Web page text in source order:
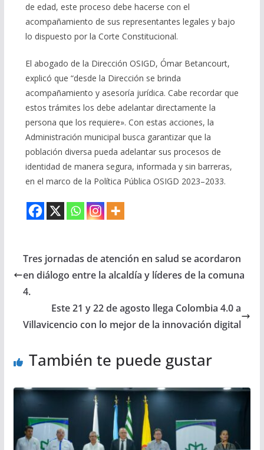
de edad, este proceso debe hacerse con el
acompañamiento de sus representantes legales y bajo
lo dispuesto por la Corte Constitucional.
El abogado de la Dirección OSIGD, Ómar Betancourt,
explicó que “desde la Dirección se brinda
acompañamiento y asesoría jurídica. Cabe recordar que
estos trámites los debe adelantar directamente la
persona que los requiere». Con estas acciones, la
Administración municipal busca garantizar que la
población diversa pueda adelantar sus procesos de
identidad de manera segura, informada y sin barreras,
en el marco de la Política Pública OSIGD 2023–2033.
Tres jornadas de atención en salud se acordaron
en diálogo entre la alcaldía y líderes de la comuna
4.
Este 21 y 22 de agosto llega Colombia 4.0 a
Villavicencio con lo mejor de la innovación digital
También te puede gustar